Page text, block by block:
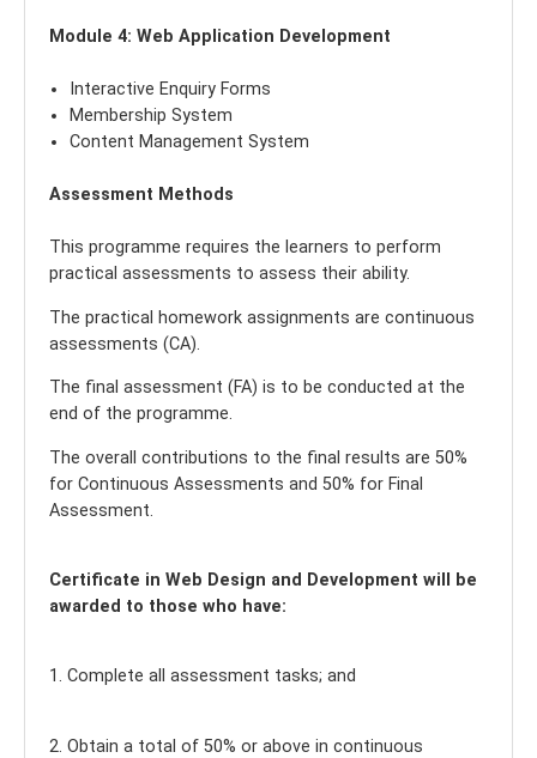
Module 4: Web Application Development
Interactive Enquiry Forms
Membership System
Content Management System
Assessment Methods
This programme requires the learners to perform
practical assessments to assess their ability.
The practical homework assignments are continuous
assessments (CA).
The final assessment (FA) is to be conducted at the
end of the programme.
The overall contributions to the final results are 50%
for Continuous Assessments and 50% for Final
Assessment.
Certificate in Web Design and Development will be
awarded to those who have:
1. Complete all assessment tasks; and
2. Obtain a total of 50% or above in continuous